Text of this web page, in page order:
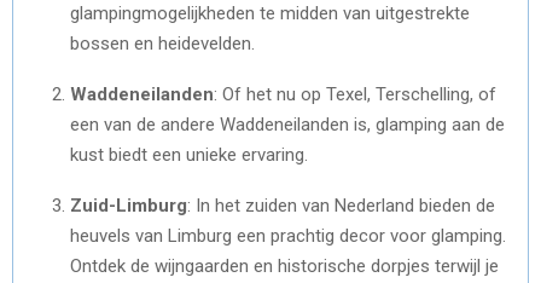
glampingmogelijkheden te midden van uitgestrekte
bossen en heidevelden.
Waddeneilanden: Of het nu op Texel, Terschelling, of
een van de andere Waddeneilanden is, glamping aan de
kust biedt een unieke ervaring.
Zuid-Limburg: In het zuiden van Nederland bieden de
heuvels van Limburg een prachtig decor voor glamping.
Ontdek de wijngaarden en historische dorpjes terwijl je